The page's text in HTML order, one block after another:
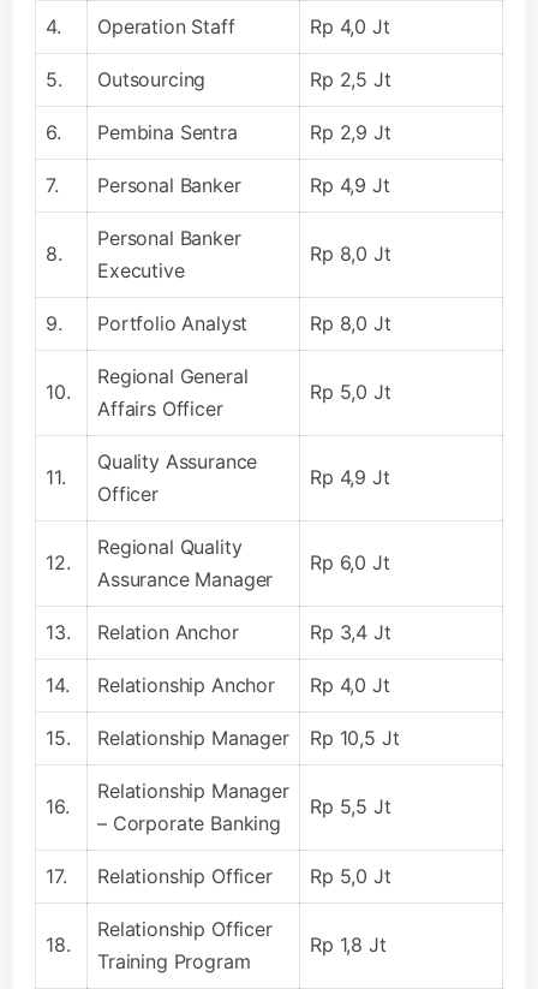
4. Operation Staff Rp 4,0 Jt
5. Outsourcing Rp 2,5 Jt
6. Pembina Sentra Rp 2,9 Jt
7. Personal Banker Rp 4,9 Jt
8.
Personal Banker
Executive
Rp 8,0 Jt
9. Portfolio Analyst Rp 8,0 Jt
10.
Regional General
Affairs Officer
Rp 5,0 Jt
11.
Quality Assurance
Officer
Rp 4,9 Jt
12.
Regional Quality
Assurance Manager
Rp 6,0 Jt
13. Relation Anchor Rp 3,4 Jt
14. Relationship Anchor Rp 4,0 Jt
15. Relationship Manager Rp 10,5 Jt
16.
Relationship Manager
– Corporate Banking
Rp 5,5 Jt
17. Relationship Officer Rp 5,0 Jt
18.
Relationship Officer
Training Program
Rp 1,8 Jt